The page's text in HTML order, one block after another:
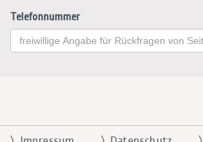
Telefonnummer